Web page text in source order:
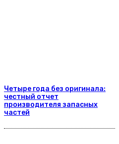
Четыре года без оригинала:
честный отчет
производителя запасных
частей